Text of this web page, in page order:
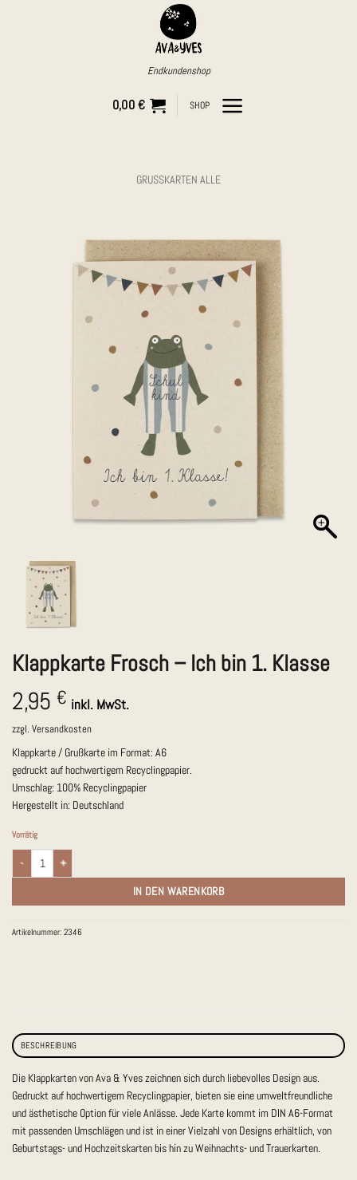
Endkundenshop
0,00€ SHOP
GRUSSKARTEN ALLE
Klappkarte Frosch – Ich bin 1. Klasse
2,95 € inkl. MwSt.
zzgl. Versandkosten
Klappkarte / Grußkarte im Format: A6
gedruckt auf hochwertigem Recyclingpapier.
Umschlag: 100% Recyclingpapier
Hergestellt in: Deutschland
Vorrätig
IN DEN WARENKORB
Artikelnummer: 2346
BESCHREIBUNG
Die Klappkarten von Ava & Yves zeichnen sich durch liebevolles Design aus.
Gedruckt auf hochwertigem Recyclingpapier, bieten sie eine umweltfreundliche
und ästhetische Option für viele Anlässe. Jede Karte kommt im DIN A6-Format
mit passenden Umschlägen und ist in einer Vielzahl von Designs erhältlich, von
Geburtstags- und Hochzeitskarten bis hin zu Weihnachts- und Trauerkarten.